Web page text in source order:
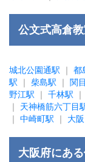
公文式高倉
城北公園通駅 ｜ 都
駅 ｜ 柴島駅 ｜ 関
野江駅 ｜ 千林駅 ｜
｜ 天神橋筋六丁目
｜ 中崎町駅 ｜ 大
大阪府にあ